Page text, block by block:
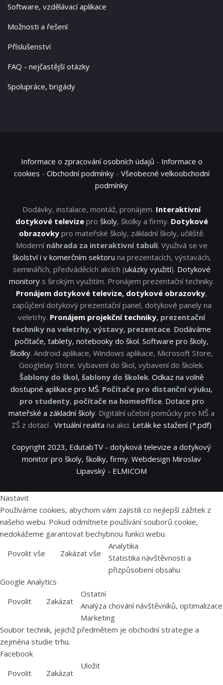
Software, vzdělávací aplikace
Možnosti a řešení
Příslušenství
FAQ - nejčastější otázky
Spolupráce, brigády
Informace o zpracování osobních údajů - Informace o
cookies - Obchodní podmínky- Všeobecné velkoobchodní
podmínky
Dodávky, instalace, montáž, pronájem. Interaktivní
dotykové televizepro školy, školky a firmy. Dotykové
obrazovkypro mateřské školy, základní školy, učiliště.
Moderní náhrada za interaktivní tabuli. Využivá se ve
školství i v komerčním sektoru na prezentacích, výstavách,
seminářích, předváděcích akcích (ukázky využití). Dotykové
monitorys širokým využitím. Pronájem prezentační techniky.
Pronájem dotykové televize, dotykové obrazovky,
zapůjčení dotykový prezentační panel, dotykové panely na
veletrhy. Pronájem projekční techniky, prezentační
techniky na veletrhy, výstavy, prezentace. Dodáváme
počítače, tablety, notebooky do škol. Software pro školy,
školky. Android aplikace, Windows aplikace, Microsoft Store,
Googlelay Store. Vybavení do škol, vybavení do školek.
Šablony do škol, šablony do školek. Odkaz na volně
dostupné aplikace pro MŠ. Počítače pro distanční výuku,
pro studenty, počítače na homeoffice. Dotace pro
mateřské a základní školy. Digitální učební pomůcky pro MŠ a
ZŠ z dotací . Virtuální realita na akci. Leták ke stažení (*.pdf)
Copyright 2023, EdutabTV - dotyková televize a dotykový
monitor pro školy, školky, firmy. Webdesign Miroslav
Lipavský - ELMICOM
Nastavit
Používáme cookies, abychom vám zajistili co nejlepší zážitek z
našeho webu. Pokud odmítnete používání souborů cookie,
nedokážeme garantovat bechybnou funkci webu.
Povolit vše
Zakázat vše
Analytika
Statistika návštěvnosti a
přizpůsobení obsahu
Google Analytics
Povolit
Zakázat
Ostatní
Analýza chování návštěvníků, optimalizace
Marketing
Soubor technik, jejichž předmětem je obchodní strategie a
zejména studie trhu.
Facebook
Povolit
Zakázat
Uložit